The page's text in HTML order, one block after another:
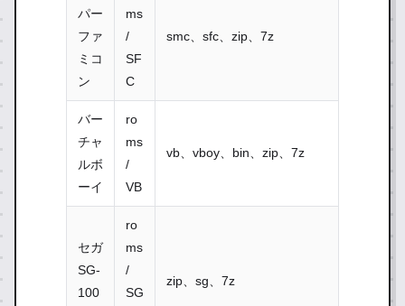
パー
ファ
ミコ
ン
ms
/
SF
C
smc、sfc、zip、7z
バー
チャ
ルボ
ーイ
ro
ms
/
VB
vb、vboy、bin、zip、7z
セガ
SG-
100
ro
ms
/
SG
zip、sg、7z